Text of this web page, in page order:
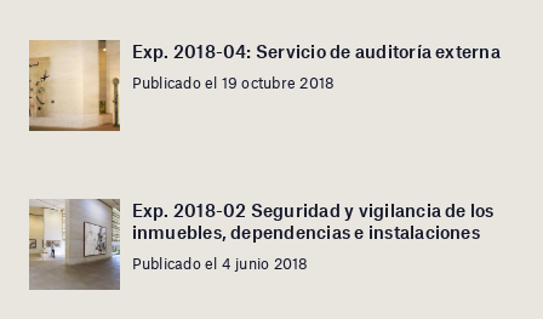
Exp. 2018-04: Servicio de auditoría externa
Publicado el 19 octubre 2018
Exp. 2018-02 Seguridad y vigilancia de los
inmuebles, dependencias e instalaciones
Publicado el 4 junio 2018